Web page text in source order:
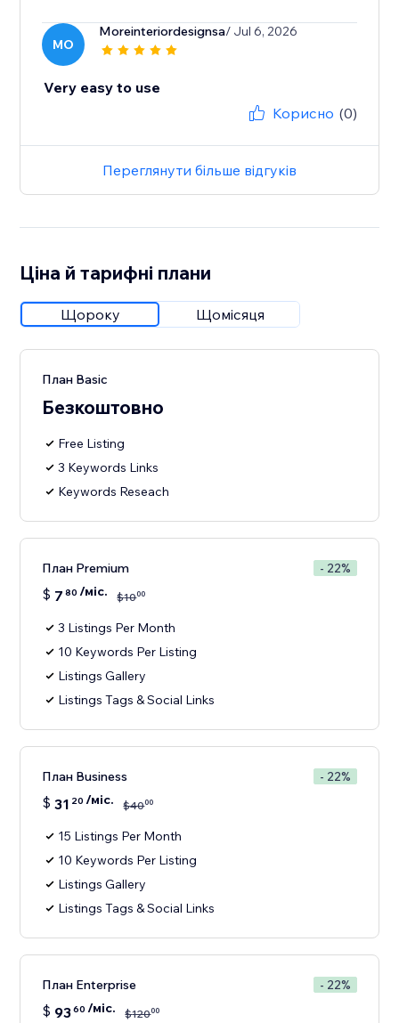
MO
Moreinteriordesignsa/ Jul 6, 2026
Very easy to use
Корисно (0)
Переглянути більше відгуків
Ціна й тарифні плани
Щороку Щомісяця
План Basic
Безкоштовно
Free Listing
3 Keywords Links
Keywords Reseach
План Premium - 22%
$ 7 80 /міс. $1000
3 Listings Per Month
10 Keywords Per Listing
Listings Gallery
Listings Tags & Social Links
План Business - 22%
$ 31 20 /міс. $4000
15 Listings Per Month
10 Keywords Per Listing
Listings Gallery
Listings Tags & Social Links
План Enterprise - 22%
$ 9360 /міс. $12000